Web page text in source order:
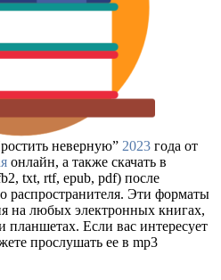
неверную” 2023 года от
онлайн, а также скачать в
txt, rtf, epub, pdf) после
распространителя. Эти форматы
на любых электронных книгах,
планшетах. Если вас интересует
прослушать ее в mp3